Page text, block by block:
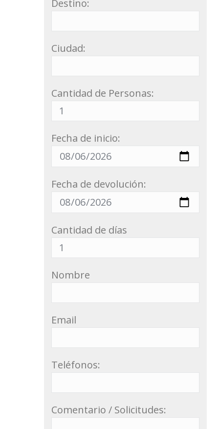
Destino:
Ciudad:
Cantidad de Personas:
Fecha de inicio:
Fecha de devolución:
Cantidad de días
Nombre
Email
Teléfonos:
Comentario / Solicitudes: